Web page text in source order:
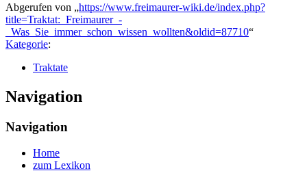
Abgerufen von „https://www.freimaurer-wiki.de/index.php?
title=Traktat:_Freimaurer_-
_Was_Sie_immer_schon_wissen_wollten&oldid=87710“
Kategorie:
Traktate
Navigation
Navigation
Home
zum Lexikon